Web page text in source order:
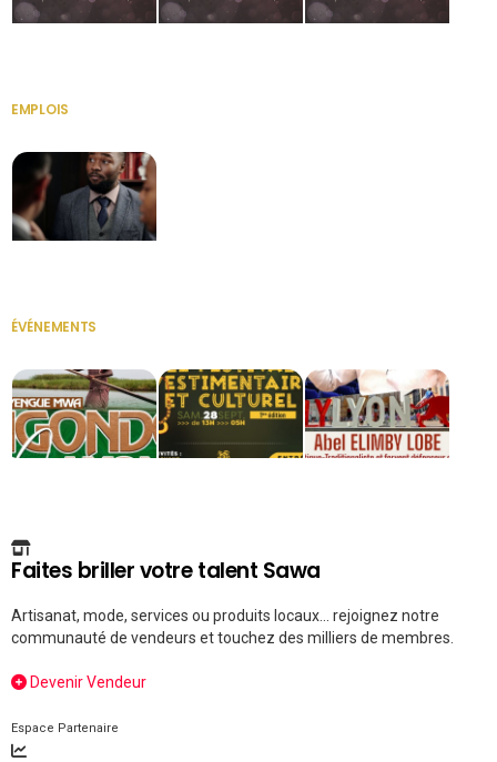
EMPLOIS
ÉVÉNEMENTS
Faites briller votre talent Sawa
Artisanat, mode, services ou produits locaux... rejoignez notre
communauté de vendeurs et touchez des milliers de membres.
Devenir Vendeur
Espace Partenaire